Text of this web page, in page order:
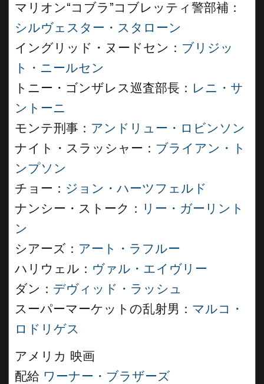
マリオン“コブラ”コブレッティ警部補：
シルヴェスター・スタローン
イングリッド・ヌードセン： ブリジッ
ト・ニールセン
トニー・ゴンザレス巡査部長： レニ・サ
ントーニ
モンテ刑事： アンドリュー・ロビンソン
ナイト・スラッシャー： ブライアン・ト
ンプソン
チョー： ジョン・ハーツフェルド
ナンシー・ストーク： リー・ガーリント
ン
シアーズ： アート・ラフルー
ハリウェル： ヴァル・エイヴリー
ダン： デヴィッド・ラッシュ
スーパーマーケットの乱射男： マルコ・
ロドリゲス
アメリカ 映画
配給 ワーナー・ブラザーズ